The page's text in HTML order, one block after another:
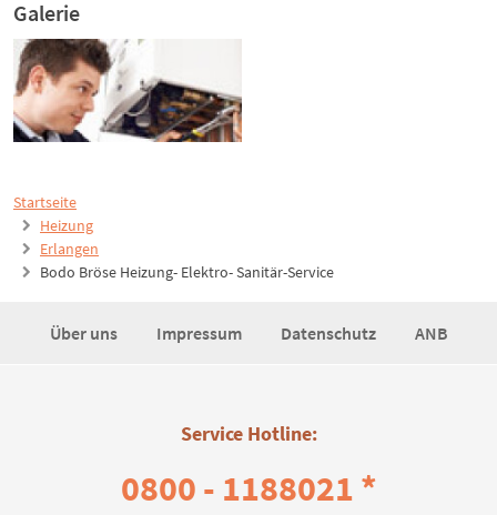
Startseite
Heizung
Erlangen
Bodo Bröse Heizung- Elektro- Sanitär-Service
Galerie
Über uns Impressum Datenschutz ANB
Service Hotline:
0800 - 1188021 *